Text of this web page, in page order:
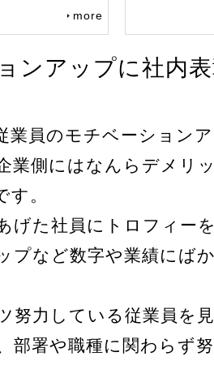
more
ンアップに社内
業員のモチベーション
業側にはなんらデメリ
す。
げた社員にトロフィー
プなど数字や業績にば
努力している従業員を
部署や職種に関わらず